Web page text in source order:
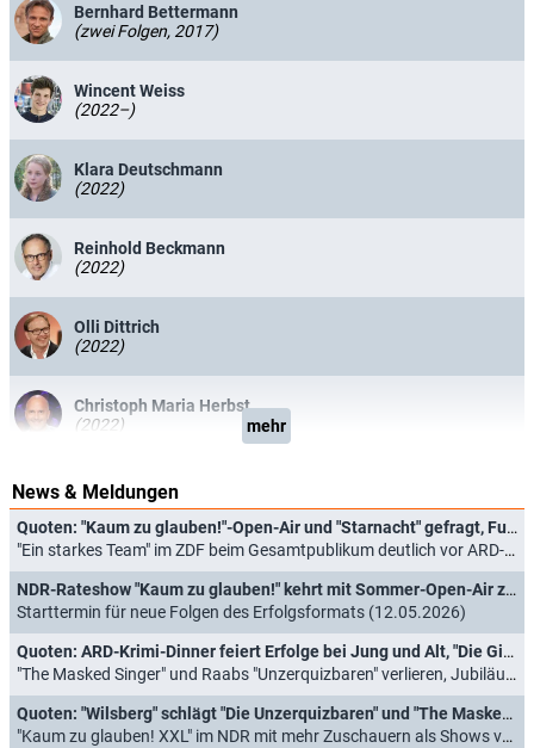
Bernhard Bettermann
(zwei Folgen, 2017)
Wincent Weiss
(2022–)
Klara Deutschmann
(2022)
Reinhold Beckmann
(2022)
Olli Dittrich
(2022)
Christoph Maria Herbst
(2022)
mehr
News & Meldungen
Quoten: "Kaum zu glauben!"-Open-Air und "Starnacht" gefragt, Fußball bei Jüngeren obenauf
"Ein starkes Team" im ZDF beim Gesamtpublikum deutlich vor ARD-Thriller (12.07.2026)
NDR-Rateshow "Kaum zu glauben!" kehrt mit Sommer-Open-Air zurück
Starttermin für neue Folgen des Erfolgsformats (12.05.2026)
Quoten: ARD-Krimi-Dinner feiert Erfolge bei Jung und Alt, "Die Giovanni Zarrella Show" hat das Nachsehen
"The Masked Singer" und Raabs "Unzerquizbaren" verlieren, Jubiläum von "Kaum zu glauben!" überrascht (23.11.2025)
Quoten: "Wilsberg" schlägt "Die Unzerquizbaren" und "The Masked Singer" bei Jung und Alt
"Kaum zu glauben! XXL" im NDR mit mehr Zuschauern als Shows von RTL und ProSieben (16.11.2025)